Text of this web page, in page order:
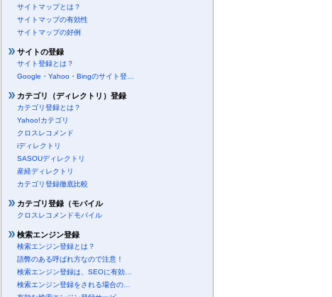
サイトマップとは？
サイトマップの有効性
サイトマップの好例
サイトの登録
サイト登録とは？
Google・Yahoo・Bingのサイト登…
カテゴリ（ディレクトリ）登録
カテゴリ登録とは？
Yahoo!カテゴリ
クロスレコメンド
iディレクトリ
SASOUディレクトリ
産経ディレクトリ
カテゴリ登録徹底比較
カテゴリ登録（モバイル
クロスレコメンドモバイル
検索エンジン登録
検索エンジン登録とは？
語弊のある呼ばれ方なので注意！
検索エンジン登録は、SEOに有効…
検索エンジン登録をされる場合の…